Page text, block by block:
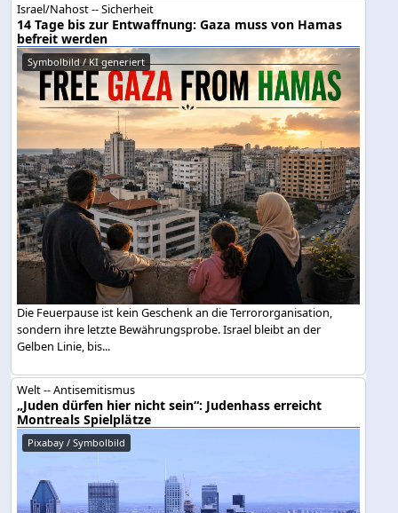
Israel/Nahost -- Sicherheit
14 Tage bis zur Entwaffnung: Gaza muss von Hamas
befreit werden
Symbolbild / KI generiert
Die Feuerpause ist kein Geschenk an die Terrororganisation,
sondern ihre letzte Bewährungsprobe. Israel bleibt an der
Gelben Linie, bis...
Welt -- Antisemitismus
„Juden dürfen hier nicht sein“: Judenhass erreicht
Montreals Spielplätze
Pixabay / Symbolbild